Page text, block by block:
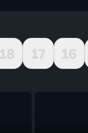
18 17 16